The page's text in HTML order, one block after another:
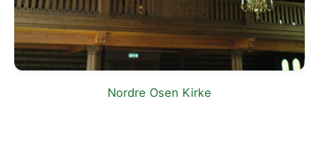
Nordre Osen Kirke